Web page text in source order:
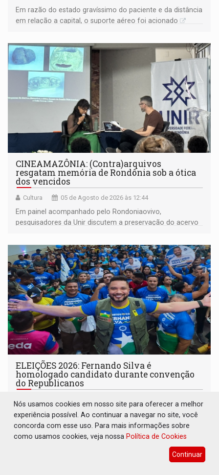
Em razão do estado gravíssimo do paciente e da distância
em relação a capital, o suporte aéreo foi acionado
CINEAMAZÔNIA: (Contra)arquivos
resgatam memória de Rondônia sob a ótica
dos vencidos
Cultura 05 de Agosto de 2026 às 12:44
Em painel acompanhado pelo Rondoniaovivo,
pesquisadores da Unir discutem a preservação do acervo
memória como bússola para o futuro
ELEIÇÕES 2026: Fernando Silva é
homologado candidato durante convenção
do Republicanos
Apoiadores do vereador lotaram o auditório da Unopar e
marcaram presença no evento que oficializou sua
candidatura para as eleições de 2026
Nós usamos cookies em nosso site para oferecer a melhor
experiência possível. Ao continuar a navegar no site, você
concorda com esse uso. Para mais informações sobre
como usamos cookies, veja nossa Política de Cookies
Continuar